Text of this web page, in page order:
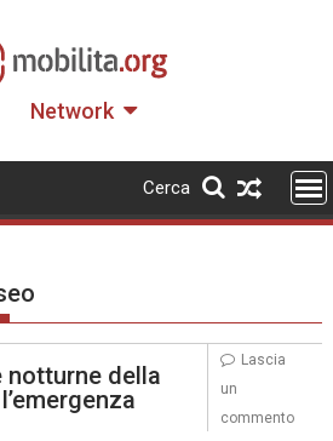
Network
Cerca
notturne della
Lascia
un
commento